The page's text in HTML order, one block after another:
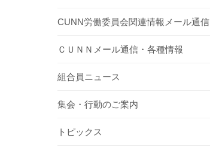
CUNN労働委員会関連情報メール通信
ＣＵＮＮメール通信・各種情報
組合員ニュース
集会・行動のご案内
トピックス